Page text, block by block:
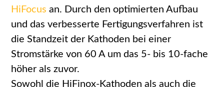
HiFocus an. Durch den optimierten Aufbau
und das verbesserte Fertigungsverfahren ist
die Standzeit der Kathoden bei einer
Stromstärke von 60 A um das 5- bis 10-fache
höher als zuvor.
Sowohl die HiFinox-Kathoden als auch die